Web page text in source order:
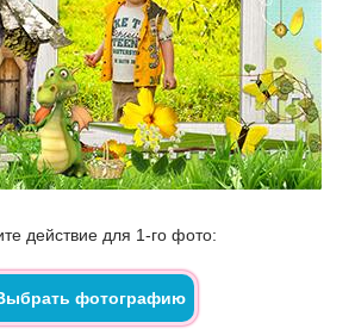
действие для 1-го фото: